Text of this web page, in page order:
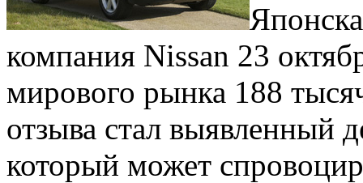
компания Nissan 23
мирового рынка 188
отзыва стал выявленный
который может